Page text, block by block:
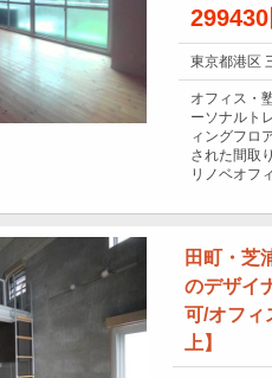
東京都港区
オフィス・
ーソナルト
ィングフロ
された間取
リノベオフ
田町・芝
のデザイ
可/オフィ
上】